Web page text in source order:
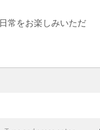
常をお楽しみいただ